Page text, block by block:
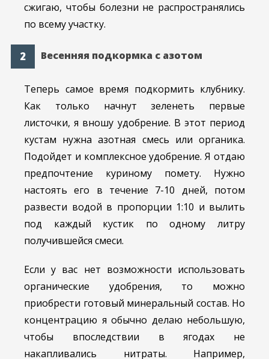
сжигаю, чтобы болезни не распространялись
по всему участку.
Весенняя подкормка с азотом
Теперь самое время подкормить клубнику.
Как только начнут зеленеть первые
листочки, я вношу удобрение. В этот период
кустам нужна азотная смесь или органика.
Подойдет и комплексное удобрение. Я отдаю
предпочтение куриному помету. Нужно
настоять его в течение 7-10 дней, потом
развести водой в пропорции 1:10 и вылить
под каждый кустик по одному литру
получившейся смеси.
Если у вас нет возможности использовать
органические удобрения, то можно
приобрести готовый минеральный состав. Но
концентрацию я обычно делаю небольшую,
чтобы впоследствии в ягодах не
накапливались нитраты. Например,